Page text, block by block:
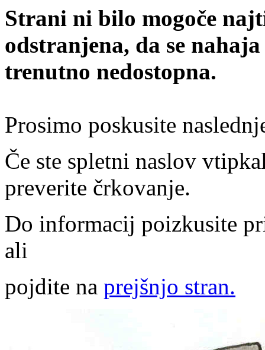
Strani ni bilo mogoče
odstranjena, da se
trenutno nedostopna.
Prosimo poskusite
Če ste spletni naslov
preverite črkovanje.
Do informacij poizkusite
ali
pojdite na prejšnjo stran.